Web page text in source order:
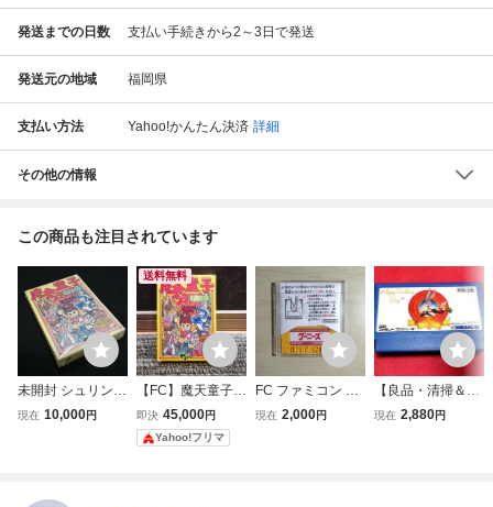
発送までの日数 支払い手続きから2～3日で発送
発送元の地域 福岡県
支払い方法 Yahoo!かんたん決済 詳細
その他の情報
この商品も注目されています
未開封 シュリンク
付 FC 魔天童子 ま
現在 10,000円
送料無料
【FC】魔天童子
ファミコンソフ
ト
即決 45,000円
Yahoo!フリマ
FC ファミコン デ
ィスクシステム デ
現在 2,000円
【良品・清掃＆動
作確認済】FC フ
現在 2,880円